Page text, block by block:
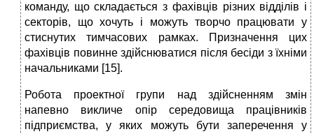
команду, що складається з фахівців різних відділів і
секторів, що хочуть і можуть творчо працювати у
стиснутих тимчасових рамках. Призначення цих
фахівців повинне здійснюватися після бесіди з їхніми
начальниками [15].
Робота проектної групи над здійсненням змін
напевно викличе опір середовища працівників
підприємства, у яких можуть бути заперечення у